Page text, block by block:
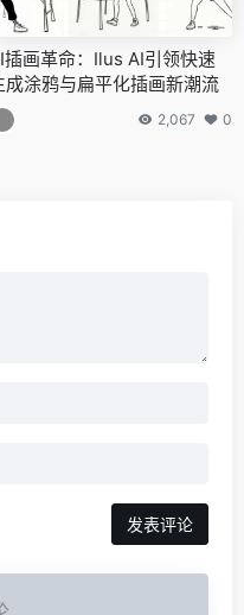
插画革命：Ilus AI引领快速
成涂鸦与扁平化插画新潮流
2,067 0
发表评论